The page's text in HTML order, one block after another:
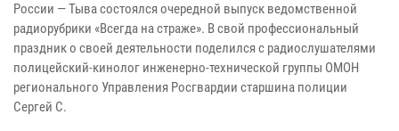
России — Тыва состоялся очередной выпуск ведомственной
радиорубрики «Всегда на страже». В свой профессиональный
праздник о своей деятельности поделился с радиослушателями
полицейский-кинолог инженерно-технической группы ОМОН
регионального Управления Росгвардии старшина полиции
Сергей С.